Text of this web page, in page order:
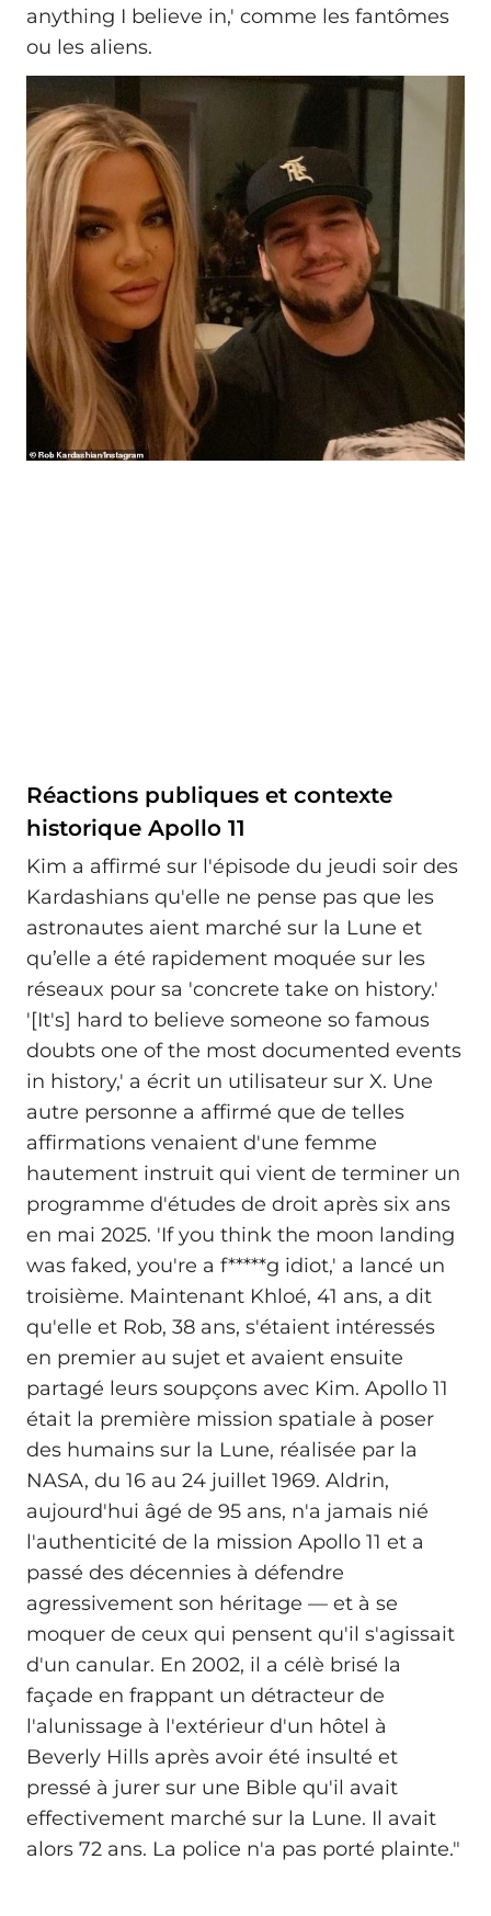
anything I believe in,' comme les fantômes
ou les aliens.
Réactions publiques et contexte
historique Apollo 11
Kim a affirmé sur l'épisode du jeudi soir des
Kardashians qu'elle ne pense pas que les
astronautes aient marché sur la Lune et
qu’elle a été rapidement moquée sur les
réseaux pour sa 'concrete take on history.'
'[It's] hard to believe someone so famous
doubts one of the most documented events
in history,' a écrit un utilisateur sur X. Une
autre personne a affirmé que de telles
affirmations venaient d'une femme
hautement instruit qui vient de terminer un
programme d'études de droit après six ans
en mai 2025. 'If you think the moon landing
was faked, you're a f*****g idiot,' a lancé un
troisième. Maintenant Khloé, 41 ans, a dit
qu'elle et Rob, 38 ans, s'étaient intéressés
en premier au sujet et avaient ensuite
partagé leurs soupçons avec Kim. Apollo 11
était la première mission spatiale à poser
des humains sur la Lune, réalisée par la
NASA, du 16 au 24 juillet 1969. Aldrin,
aujourd'hui âgé de 95 ans, n'a jamais nié
l'authenticité de la mission Apollo 11 et a
passé des décennies à défendre
agressivement son héritage — et à se
moquer de ceux qui pensent qu'il s'agissait
d'un canular. En 2002, il a célè brisé la
façade en frappant un détracteur de
l'alunissage à l'extérieur d'un hôtel à
Beverly Hills après avoir été insulté et
pressé à jurer sur une Bible qu'il avait
effectivement marché sur la Lune. Il avait
alors 72 ans. La police n'a pas porté plainte."